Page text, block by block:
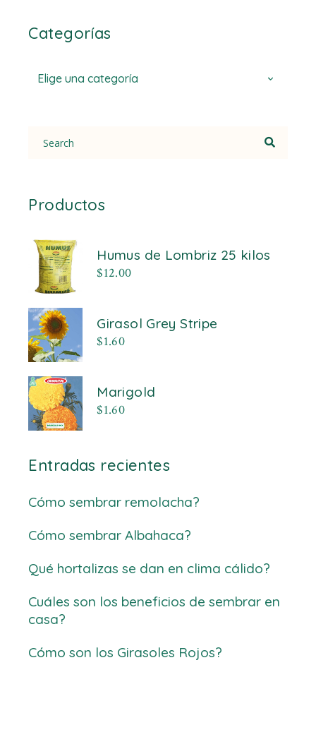
Categorías
Elige una categoría
for:
Productos
Humus de Lombriz 25 kilos
$12.00
Girasol Grey Stripe
$1.60
Marigold
$1.60
Entradas recientes
Cómo sembrar remolacha?
Cómo sembrar Albahaca?
Qué hortalizas se dan en clima cálido?
Cuáles son los beneficios de sembrar en
casa?
Cómo son los Girasoles Rojos?